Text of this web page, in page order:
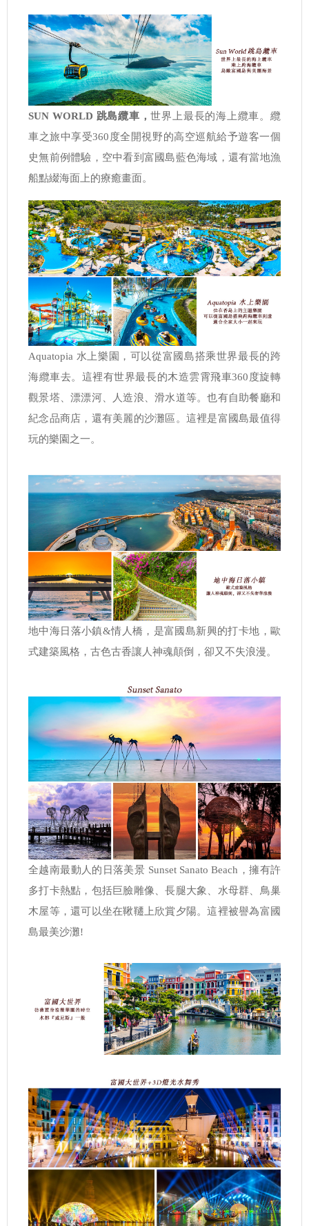
SUN WORLD 跳島纜車 ，世界上最長的海上纜車。纜
車之旅中享受360度全開視野的高空巡航給予遊客一個
史無前例體驗，空中看到富國島藍色海域，還有當地漁
船點綴海面上的療癒畫面。
Aquatopia 水上樂園，可以從富國島搭乘世界最長的跨
海纜車去。這裡有世界最長的木造雲霄飛車360度旋轉
觀景塔、漂漂河、人造浪、滑水道等。也有自助餐廳和
紀念品商店，還有美麗的沙灘區。這裡是富國島最值得
玩的樂園之一。
地中海日落小鎮&情人橋，是富國島新興的打卡地，歐
式建築風格，古色古香讓人神魂顛倒，卻又不失浪漫。
全越南最動人的日落美景 Sunset Sanato Beach，擁有許
多打卡熱點，包括巨臉雕像、長腿大象、水母群、鳥巢
木屋等，還可以坐在鞦韆上欣賞夕陽。這裡被譽為富國
島最美沙灘!